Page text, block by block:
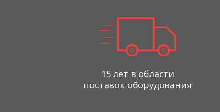
15 лет в области
поставок оборудования